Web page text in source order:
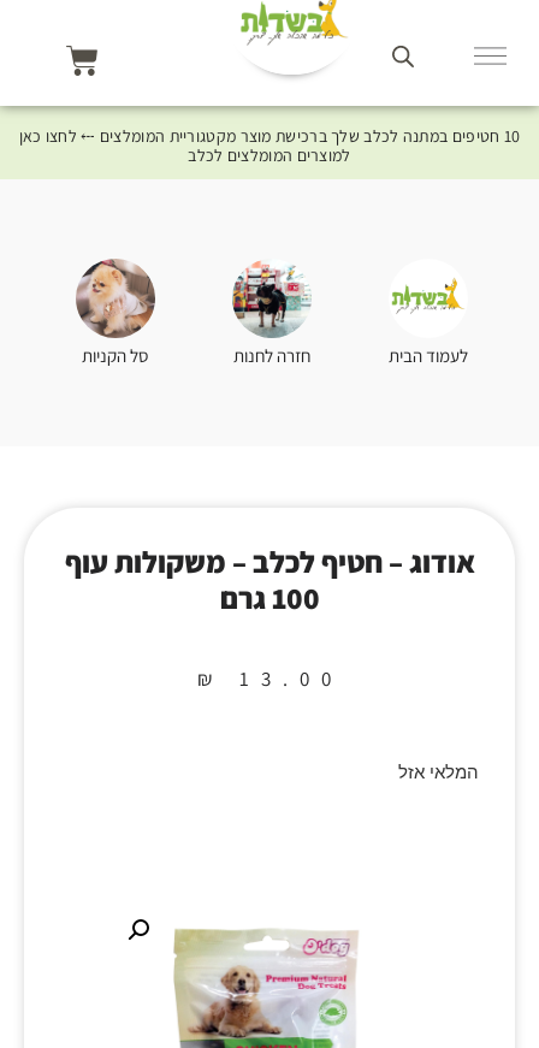
10 חטיפים במתנה לכלב שלך ברכישת מוצר מקטגוריית המומלצים ⤎ לחצו כאן
למוצרים המומלצים לכלב
לעמוד הבית חזרה לחנות סל הקניות
אודוג – חטיף לכלב – משקולות עוף
100 גרם
₪ 13.00
המלאי אזל